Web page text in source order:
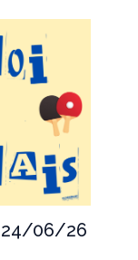
24/06/26